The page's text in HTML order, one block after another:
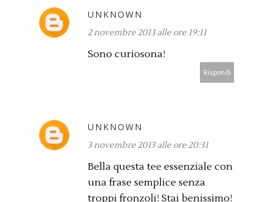
UNKNOWN
2 novembre 2013 alle ore 19:11
Sono curiosona!
Rispondi
UNKNOWN
3 novembre 2013 alle ore 20:31
Bella questa tee essenziale con
una frase semplice senza
troppi fronzoli! Stai benissimo!